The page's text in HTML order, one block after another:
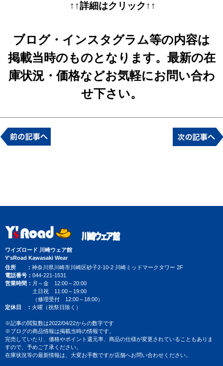
↑↑詳細はクリック↑↑
ブログ・インスタグラム等の内容は
掲載当時のものとなります。最新の在
庫状況・価格などお気軽にお問い合わ
せ下さい。
ワイズロード 川崎ウェア館
Y'sRoad Kawasaki Wear
住所
神奈川県川崎市川崎区砂子2-10-2 川崎ミッドマークタワー 2F
電話番号
044-221-1531
営業時間
月～金 12:00～20:00
土日祝 11:00～19:00
（修理受付 12:00～18:00）
定休日
火曜（祝祭日除く）
※記事の閲覧数は2022/04/22からの数字です
※ブログの商品情報は掲載当時の情報です。
完売していたり、価格やポイント還元率、商品の仕様が変更されていることもありま
すので、予めご了承ください。
在庫状況等の最新情報は、大変お手数ですが店舗へお問い合わせください。